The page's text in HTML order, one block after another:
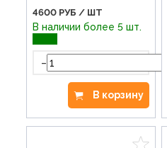
4600 РУБ / ШТ
В наличии более 5 шт.
-
В корзину